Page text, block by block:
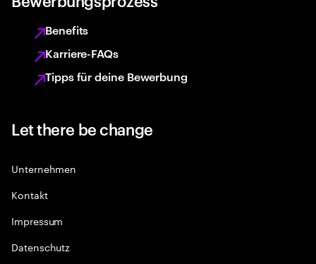
Benefits
Karriere-FAQs
Tipps für deine Bewerbung
Let there be change
Unternehmen
Kontakt
Impressum
Datenschutz